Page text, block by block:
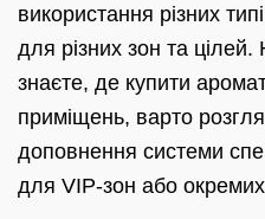
використання різних
для різних зон та
знаєте, де купити
приміщень, варто
доповнення системи
для VIP-зон або окремих